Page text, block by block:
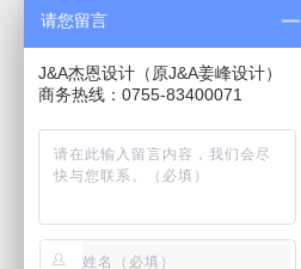
商业空间设计
办公空间设计
医疗养老设计
公共场馆设计
联系方式
联系电话：+86 075586669998
商务直线：+86 075583400071
请您留言
J&A杰恩设计（原J&A姜峰设计）
商务热线：0755-83400071